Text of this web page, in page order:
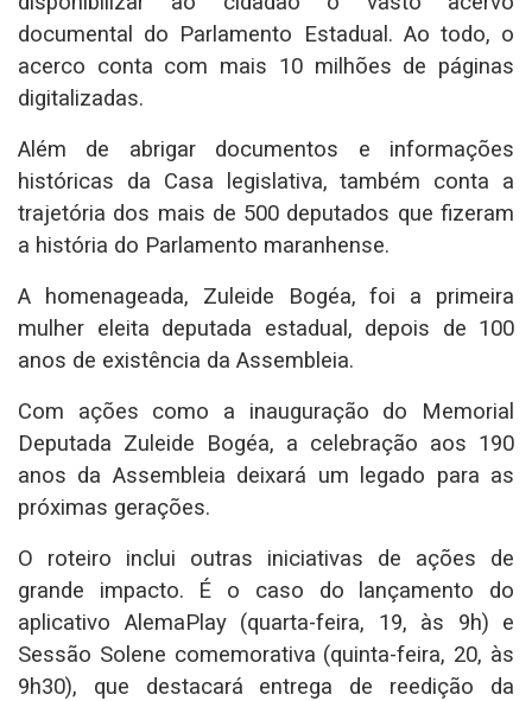
documental do Parlamento Estadual. Ao todo, o
acerco conta com mais 10 milhões de páginas
digitalizadas.
Além de abrigar documentos e informações
históricas da Casa legislativa, também conta a
trajetória dos mais de 500 deputados que fizeram
a história do Parlamento maranhense.
A homenageada, Zuleide Bogéa, foi a primeira
mulher eleita deputada estadual, depois de 100
anos de existência da Assembleia.
Com ações como a inauguração do Memorial
Deputada Zuleide Bogéa, a celebração aos 190
anos da Assembleia deixará um legado para as
próximas gerações.
O roteiro inclui outras iniciativas de ações de
grande impacto. É o caso do lançamento do
aplicativo AlemaPlay (quarta-feira, 19, às 9h) e
Sessão Solene comemorativa (quinta-feira, 20, às
9h30), que destacará entrega de reedição da